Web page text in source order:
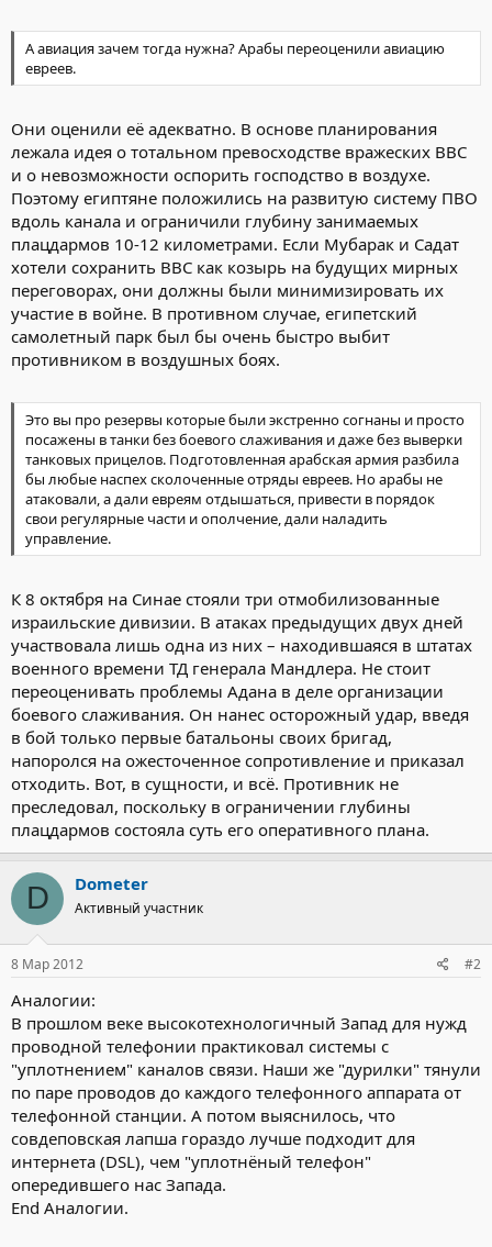
А авиация зачем тогда нужна? Арабы переоценили авиацию
евреев.
Они оценили её адекватно. В основе планирования
лежала идея о тотальном превосходстве вражеских ВВС
и о невозможности оспорить господство в воздухе.
Поэтому египтяне положились на развитую систему ПВО
вдоль канала и ограничили глубину занимаемых
плацдармов 10-12 километрами. Если Мубарак и Садат
хотели сохранить ВВС как козырь на будущих мирных
переговорах, они должны были минимизировать их
участие в войне. В противном случае, египетский
самолетный парк был бы очень быстро выбит
противником в воздушных боях.
Это вы про резервы которые были экстренно согнаны и просто
посажены в танки без боевого слаживания и даже без выверки
танковых прицелов. Подготовленная арабская армия разбила
бы любые наспех сколоченные отряды евреев. Но арабы не
атаковали, а дали евреям отдышаться, привести в порядок
свои регулярные части и ополчение, дали наладить
управление.
К 8 октября на Синае стояли три отмобилизованные
израильские дивизии. В атаках предыдущих двух дней
участвовала лишь одна из них – находившаяся в штатах
военного времени ТД генерала Мандлера. Не стоит
переоценивать проблемы Адана в деле организации
боевого слаживания. Он нанес осторожный удар, введя
в бой только первые батальоны своих бригад,
напоролся на ожесточенное сопротивление и приказал
отходить. Вот, в сущности, и всё. Противник не
преследовал, поскольку в ограничении глубины
плацдармов состояла суть его оперативного плана.
D Dometer
Активный участник
8 Мар 2012 #2
Аналогии:
В прошлом веке высокотехнологичный Запад для нужд
проводной телефонии практиковал системы с
"уплотнением" каналов связи. Наши же "дурилки" тянули
по паре проводов до каждого телефонного аппарата от
телефонной станции. А потом выяснилось, что
совдеповская лапша гораздо лучше подходит для
интернета (DSL), чем "уплотнёный телефон"
опередившего нас Запада.
End Аналогии.